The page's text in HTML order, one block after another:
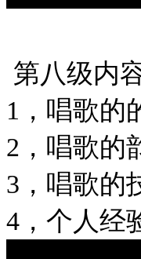
第八级内
1，唱歌的
2，唱歌的
3，唱歌的
4，个人经